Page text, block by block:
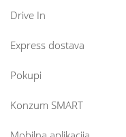
Drive In
Express dostava
Pokupi
Konzum SMART